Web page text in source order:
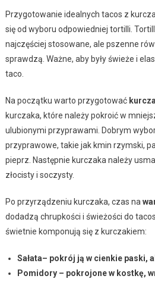
Przygotowanie idealnych tacos z
się od wyboru odpowiedniej tortilli.
najczęściej stosowane, ale pszenne
sprawdzą. Ważne, aby były świeże i
taco.
Na początku warto przygotować
kurczaka, które należy pokroić w
ulubionymi przyprawami. Dobrym
przyprawowe, takie jak kmin rzymski,
pieprz. Następnie kurczaka należy
złocisty i soczysty.
Po przyrządzeniu kurczaka, czas na
dodadzą chrupkości i świeżości do
świetnie komponują się z kurczakiem:
Sałata– pokrój ją w cienkie paski,
Pomidory– pokrojone w kostkę,